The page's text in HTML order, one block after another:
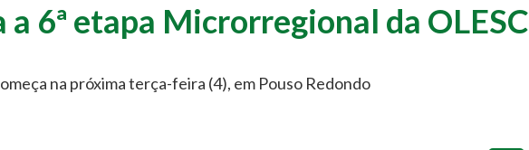
a 6ª etapa Microrregional da OLESC
na próxima terça-feira (4), em Pouso Redondo